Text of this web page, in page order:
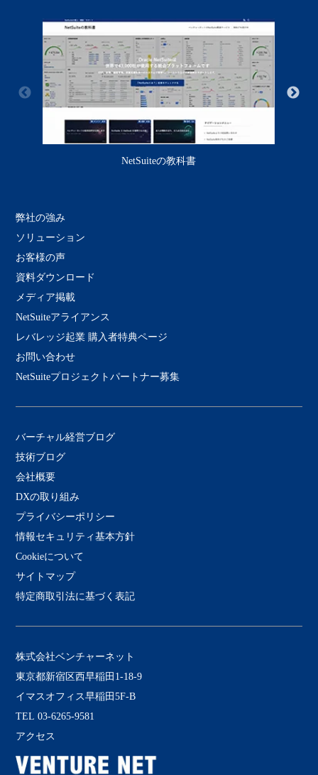
NetSuiteの教科書
弊社の強み
ソリューション
お客様の声
資料ダウンロード
メディア掲載
NetSuiteアライアンス
レバレッジ起業 購入者特典ページ
お問い合わせ
NetSuiteプロジェクトパートナー募集
バーチャル経営ブログ
技術ブログ
会社概要
DXの取り組み
プライバシーポリシー
情報セキュリティ基本方針
Cookieについて
サイトマップ
特定商取引法に基づく表記
株式会社ベンチャーネット
東京都新宿区西早稲田1-18-9
イマスオフィス早稲田5F-B
TEL 03-6265-9581
アクセス